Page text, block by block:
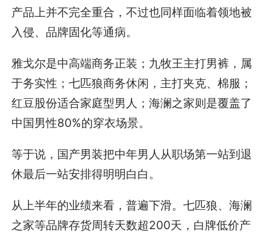
产品上并不完全重合，不过也同样面临着领地被
入侵、品牌固化等通病。
雅戈尔是中高端商务正装；九牧王主打男裤，属
于务实性；七匹狼商务休闲，主打夹克、棉服；
红豆股份适合家庭型男人；海澜之家则是覆盖了
中国男性80%的穿衣场景。
等于说，国产男装把中年男人从职场第一站到退
休最后一站安排得明明白白。
从上半年的业绩来看，普遍下滑。七匹狼、海澜
之家等品牌存货周转天数超200天，白牌低价产